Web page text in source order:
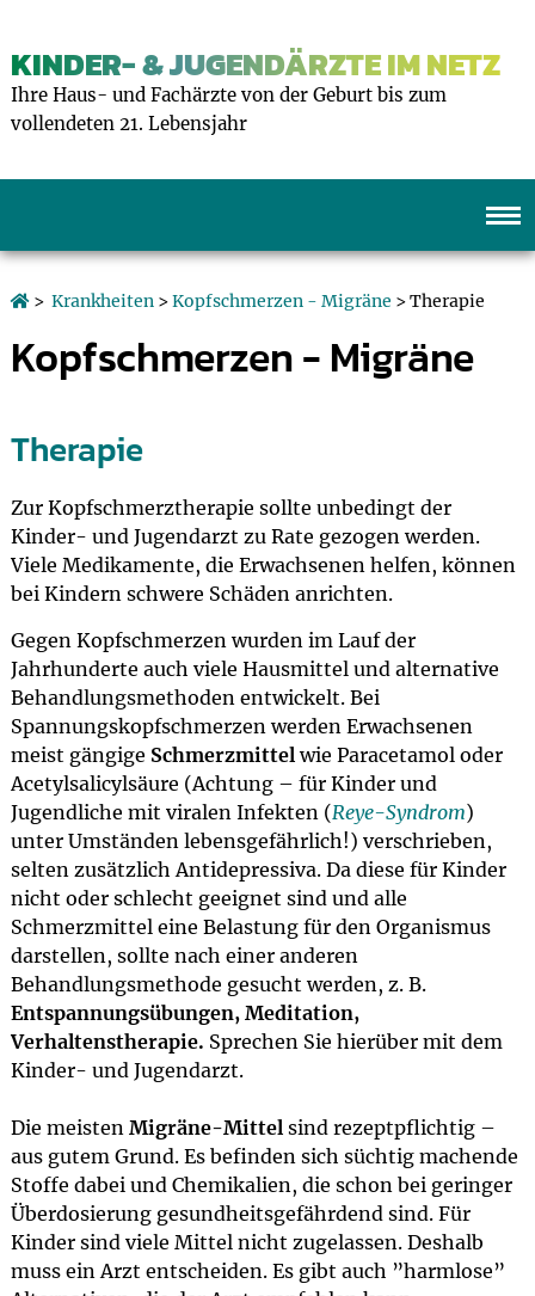
KINDER- & JUGENDÄRZTE IM NETZ
Ihre Haus- und Fachärzte von der Geburt bis zum
vollendeten 21. Lebensjahr
> Krankheiten>Kopfschmerzen - Migräne > Therapie
Kopfschmerzen - Migräne
Therapie
Zur Kopfschmerztherapie sollte unbedingt der
Kinder- und Jugendarzt zu Rate gezogen werden.
Viele Medikamente, die Erwachsenen helfen, können
bei Kindern schwere Schäden anrichten.
Gegen Kopfschmerzen wurden im Lauf der
Jahrhunderte auch viele Hausmittel und alternative
Behandlungsmethoden entwickelt. Bei
Spannungskopfschmerzen werden Erwachsenen
meist gängige Schmerzmittelwie Paracetamol oder
Acetylsalicylsäure (Achtung – für Kinder und
Jugendliche mit viralen Infekten (Reye-Syndrom)
unter Umständen lebensgefährlich!) verschrieben,
selten zusätzlich Antidepressiva. Da diese für Kinder
nicht oder schlecht geeignet sind und alle
Schmerzmittel eine Belastung für den Organismus
darstellen, sollte nach einer anderen
Behandlungsmethode gesucht werden, z. B.
Entspannungsübungen, Meditation,
Verhaltenstherapie. Sprechen Sie hierüber mit dem
Kinder- und Jugendarzt.
Die meisten Migräne-Mittel sind rezeptpflichtig –
aus gutem Grund. Es befinden sich süchtig machende
Stoffe dabei und Chemikalien, die schon bei geringer
Überdosierung gesundheitsgefährdend sind. Für
Kinder sind viele Mittel nicht zugelassen. Deshalb
muss ein Arzt entscheiden. Es gibt auch ”harmlose”